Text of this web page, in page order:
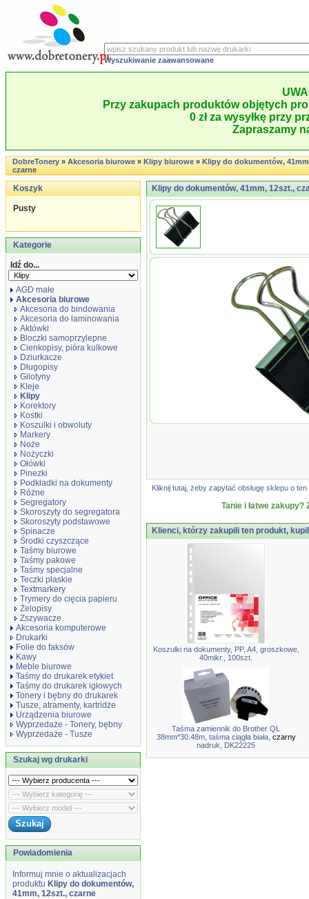
Wyszukiwanie zaawansowane
Przy zakupach produktów objętych
0 zł za wysyłkę przy
Zapraszamy
DobreTonery»Akcesoria biurowe»Klipy biurowe»Klipy do dokumentów,
czarne
Koszyk
Pusty
Kategorie
Idź do...
AGD małe
Akcesoria biurowe
Akcesoria do bindowania
Akcesoria do laminowania
Aktówki
Bloczki samoprzylepne
Cienkopisy, pióra kulkowe
Dziurkacze
Długopisy
Gilotyny
Kleje
Klipy
Korektory
Kostki
Koszulki i obwoluty
Markery
Noże
Nożyczki
Ołówki
Pinezki
Podkładki na dokumenty
Różne
Segregatory
Skoroszyty do segregatora
Skoroszyty podstawowe
Spinacze
Środki czyszczące
Taśmy biurowe
Taśmy pakowe
Taśmy specjalne
Teczki płaskie
Textmarkery
Trymery do cięcia papieru
Żelopisy
Zszywacze
Akcesoria komputerowe
Drukarki
Folie do faksów
Kawy
Meble biurowe
Taśmy do drukarek etykiet
Taśmy do drukarek igłowych
Tonery i bębny do drukarek
Tusze, atramenty, kartridże
Urządzenia biurowe
Wyprzedaże - Tonery, bębny
Wyprzedaże - Tusze
Szukaj wg drukarki
Powiadomienia
Informuj mnie o aktualizacjach
produktu Klipy do dokumentów,
41mm, 12szt., czarne
Klipy do dokumentów, 41mm, 12szt.,
Klipy do
Kliknij tutaj, żeby zapytać obsługę sklepu o
Tanie i łatwe
Klienci, którzy zakupili ten produkt,
Koszulki na dokumenty, PP, A4, groszkowe,
40mikr., 100szt.
Taśma zamiennik do Brother QL
38mm*30.48m, taśma ciągła biała, czarny
nadruk, DK22225